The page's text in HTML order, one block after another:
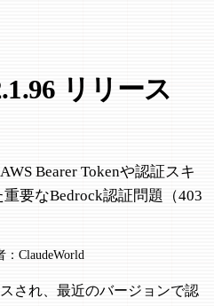
リリース
Bearer Tokenや認証スキ
要なBedrock認証問題（403
：ClaudeWorld
スされ、最近のバージョンで認